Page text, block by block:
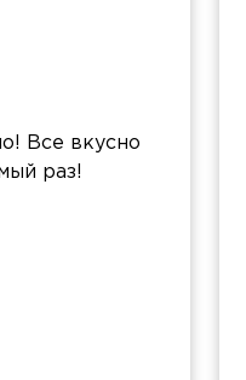
Все вкусно
раз!